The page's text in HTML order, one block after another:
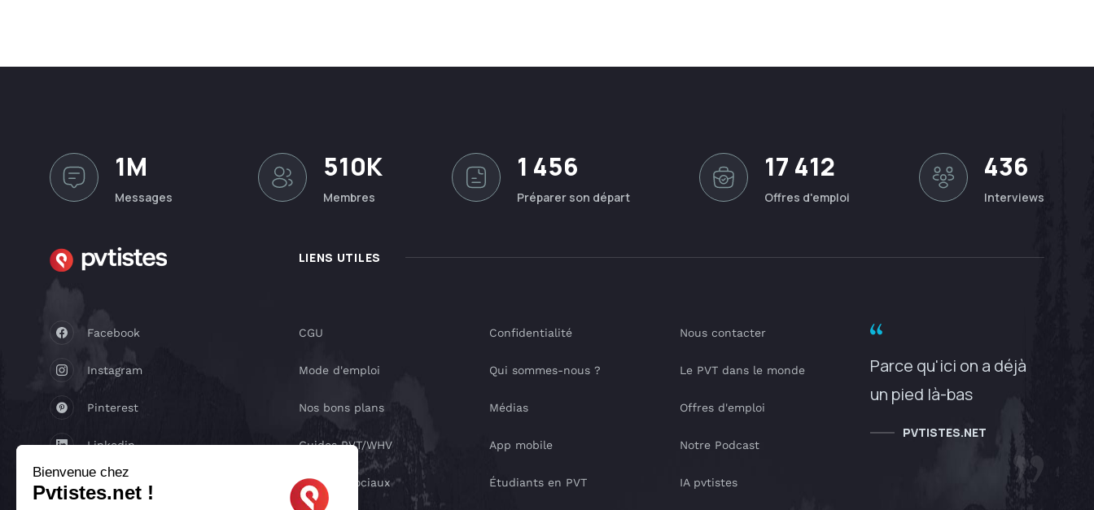
1M
Messages
510K
Membres
1 456
Préparer son départ
17 412
Offres d'emploi
436
Interviews
LIENS UTILES
Facebook
Instagram
Pinterest
Linkedin
CGU
Mode d'emploi
Nos bons plans
Guides PVT/WHV
Réseaux sociaux
Confidentialité
Qui sommes-nous ?
Médias
App mobile
Étudiants en PVT
Nous contacter
Le PVT dans le monde
Offres d'emploi
Notre Podcast
IA pvtistes
Parce qu'ici on a déjà
un pied là-bas
PVTISTES.NET
Bienvenue chez
Pvtistes.net !